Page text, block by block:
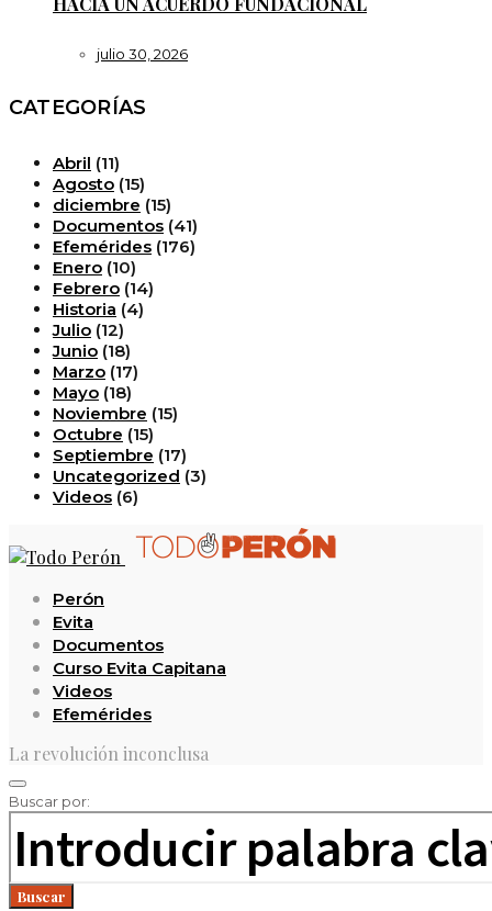
julio 30, 2026
CATEGORÍAS
Abril (11)
Agosto (15)
diciembre (15)
Documentos (41)
Efemérides (176)
Enero (10)
Febrero (14)
Historia (4)
Julio (12)
Junio (18)
Marzo (17)
Mayo (18)
Noviembre (15)
Octubre (15)
Septiembre (17)
Uncategorized (3)
Videos (6)
Perón
Evita
Documentos
Curso Evita Capitana
Videos
Efemérides
La revolución inconclusa
Buscar por:
Buscar